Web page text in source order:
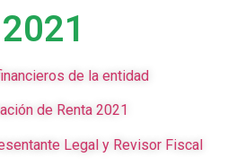
2021
de la entidad
de Renta 2021
Legal y Revisor Fiscal